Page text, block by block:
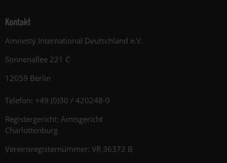
Kontakt
Amnesty International Deutschland e.V.
Sonnenallee 221 C
12059 Berlin
Telefon: +49 (0)30 / 420248-0
Registergericht: Amtsgericht
Charlottenburg
Vereinsregisternummer: VR 36372 B